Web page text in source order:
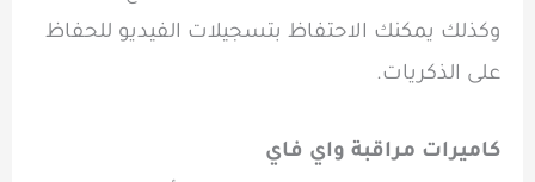
وكذلك يمكنك الاحتفاظ بتسجيلات الفيديو للحفاظ
على الذكريات.
كاميرات مراقبة واي فاي